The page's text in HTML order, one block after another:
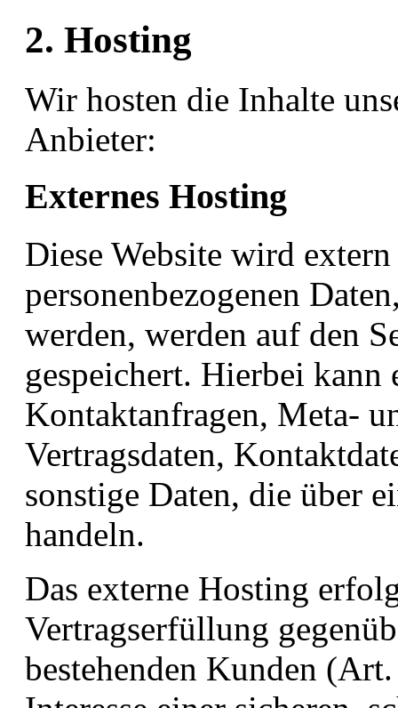
2. Hosting
Wir hosten die Inhalte
Anbieter:
Externes Hosting
Diese Website wird
personenbezogenen
werden, werden auf den
gespeichert. Hierbei kann
Kontaktanfragen, Meta-
Vertragsdaten,
sonstige Daten, die über
handeln.
Das externe Hosting
Vertragserfüllung
bestehenden Kunden